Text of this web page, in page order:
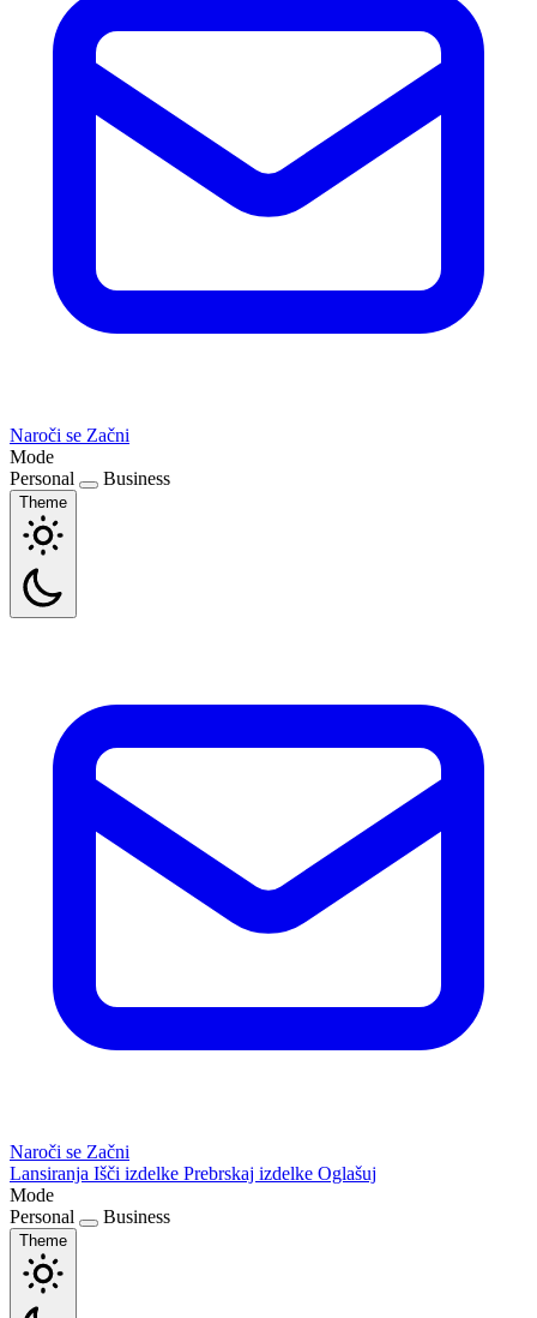
Naroči se Začni
Mode
Personal
Business
Theme
Naroči se Začni
Lansiranja Išči izdelke Prebrskaj izdelke Oglašuj
Mode
Personal
Business
Theme